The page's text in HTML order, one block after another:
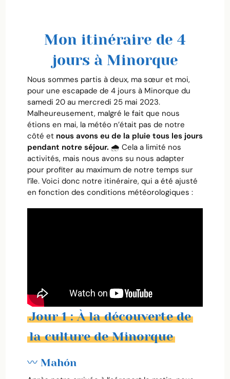
Mon itinéraire de 4
jours à Minorque
Nous sommes partis à deux, ma sœur et moi,
pour une escapade de 4 jours à Minorque du
samedi 20 au mercredi 25 mai 2023.
Malheureusement, malgré le fait que nous
étions en mai, la météo n’était pas de notre
côté et nous avons eu de la pluie tous les jours
pendant notre séjour. 🌧️ Cela a limité nos
activités, mais nous avons su nous adapter
pour profiter au maximum de notre temps sur
l’île. Voici donc notre itinéraire, qui a été ajusté
en fonction des conditions météorologiques :
Jour 1 : À la découverte de
la culture de Minorque
〰️ Mahón